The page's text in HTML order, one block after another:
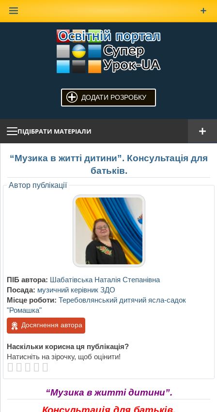
ДОДАТИ РОЗРОБКУ
ПІДІБРАТИ МАТЕРІАЛИ
“Музика в житті дитини”. Консультація для
батьків.
Автор публікації
ПІБ автора: Шабатівська Наталія Степанівна
Посада: музичний керівник ЗДО
Місце роботи: Теребовлянський дитячий ясла-садок
"Ромашка"
Досягнення автора
Наскільки корисна ця публікація?
Натисніть на зірочку, щоб оцінити!
“Музика в житті дитини”.